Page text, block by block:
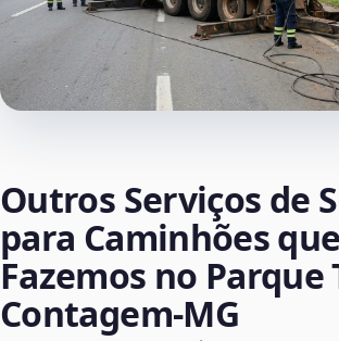
Outros Serviços de
para Caminhões que
Fazemos no Parque
Contagem‑MG